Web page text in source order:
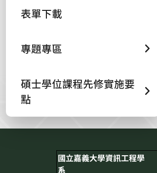
表單下載
專題專區
碩士學位課程先修實施要
點
國立嘉義大學資訊工程學
系